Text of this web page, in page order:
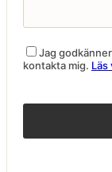
Jag
kontakta mig. Läs